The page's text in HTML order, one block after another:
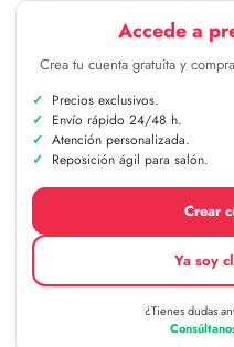
Accede a
Crea tu cuenta gratuita y
Precios exclusivos.
Envío rápido 24/48 h.
Atención personalizada.
Reposición ágil para salón.
Crear
Ya soy
¿Tienes dudas